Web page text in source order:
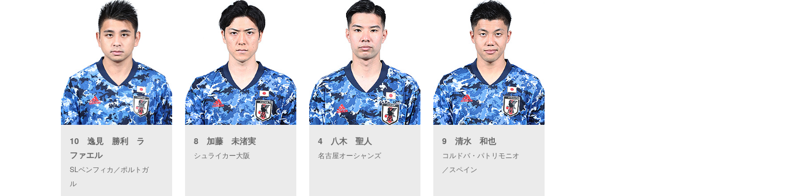
10 逸見 勝利 ラ
ファエル
SLベンフィカ／ポルトガ
ル
8 加藤 未渚実
シュライカー大阪
4 八木 聖人
名古屋オーシャンズ
9 清水 和也
コルドバ・パトリモニオ
／スペイン